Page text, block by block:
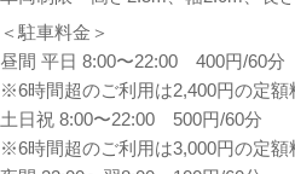
＜駐車料金＞
昼間 平日 8:00〜22:00 400円/60分
※6時間超のご利用は2,400円の定額
土日祝 8:00〜22:00 500円/60分
※6時間超のご利用は3,000円の定額